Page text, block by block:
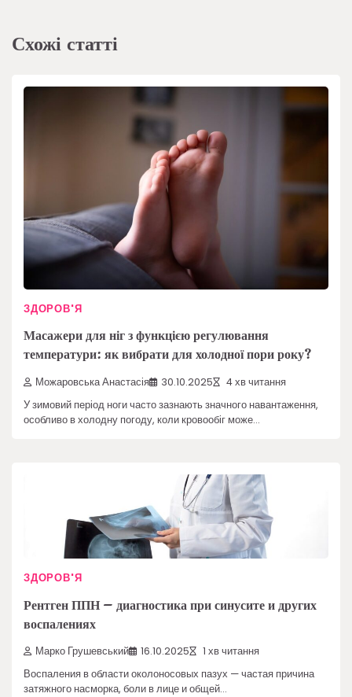
Схожі статті
ЗДОРОВ'Я
Масажери для ніг з функцією регулювання
температури: як вибрати для холодної пори року?
Можаровська Анастасія 30.10.2025 4 хв читання
У зимовий період ноги часто зазнають значного навантаження,
особливо в холодну погоду, коли кровообіг може…
ЗДОРОВ'Я
Рентген ППН – диагностика при синусите и других
воспалениях
Марко Грушевський 16.10.2025 1 хв читання
Воспаления в области околоносовых пазух — частая причина
затяжного насморка, боли в лице и общей…